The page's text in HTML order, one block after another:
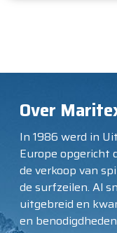
Over
In 1986 werd in
Europe opgericht
de verkoop van
de surfzeilen. Al
uitgebreid en
en